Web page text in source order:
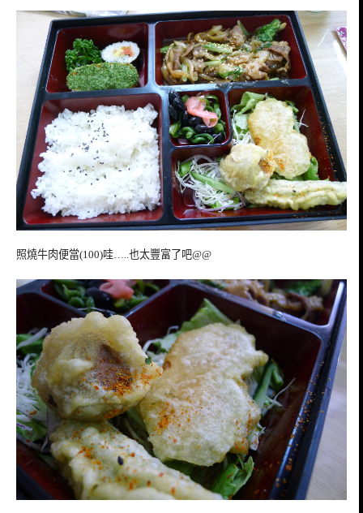
照燒牛肉便當(100)哇…..也太豐富了吧@@